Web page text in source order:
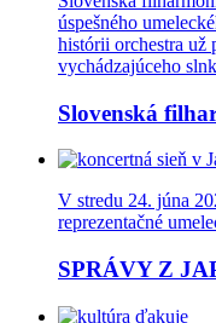
úspešného
histórii orchestra už
vychádzajúceho
Slovenská
V stredu 24. júna
reprezentačné
SPRÁVY Z